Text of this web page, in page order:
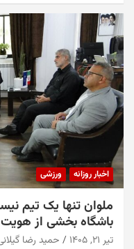
اخبار روزانه ورزشی
ملوان تنها یک تیم
باشگاه بخشی از
تیر ۲۱, ۱۴۰۵ حمید رضا